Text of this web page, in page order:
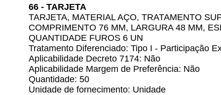
66 - TARJETA
TARJETA, MATERIAL AÇO, TRATAMENTO
COMPRIMENTO 76 MM, LARGURA 48 MM,
QUANTIDADE FUROS 6 UN
Tratamento Diferenciado: Tipo I - Participação
Aplicabilidade Decreto 7174: Não
Aplicabilidade Margem de Preferência: Não
Quantidade: 50
Unidade de fornecimento: Unidade